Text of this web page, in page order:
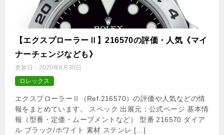
【エクスプローラーⅡ】216570の評価・人気《マイ
ナーチェンジなども》
更新日： 2020年8月30日
ロレックス
エクスプローラーⅡ（Ref.216570）の評価や人気などの情
報をまとめています。 スペック 出展元：公式ページ 基本情
報（型番・定価・ムーブメントなど） 型番 216570 ダイア
ル ブラック/ホワイト 素材 ステンレ […]